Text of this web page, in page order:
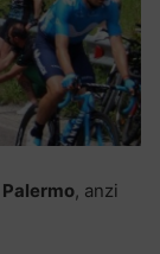
Palermo, anzi